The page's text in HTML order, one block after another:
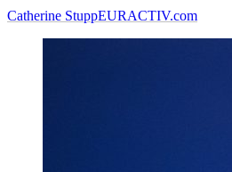
Catherine StuppEURACTIV.com